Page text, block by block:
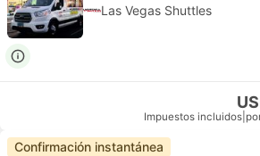
Las Vegas Shuttles
Impuestos incluidos
Confirmación instantánea